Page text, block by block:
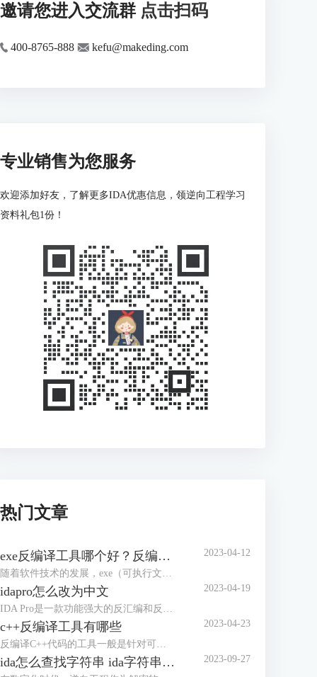
邀请您进入交流群 点击扫码
400-8765-888 kefu@makeding.com
专业销售为您服务
欢迎添加好友，了解更多IDA优惠信息，领逆向工程学习
资料礼包1份！
热门文章
exe反编译工具哪个好？反编译能力强的工具盘点 2023-04-12
idapro怎么改为中文 2023-04-19
c++反编译工具有哪些 2023-04-23
ida怎么查找字符串 ida字符串窗口快捷键 2023-09-27